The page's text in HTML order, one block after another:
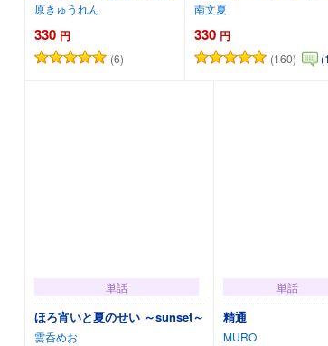
原きゅうれん
330 円
(6)
カートに追加
南文夏
330 円
(160)
カートに追加
単話
ほろ宵いと夏のせい ～sunset～
雲呑めお
単話
精通
MURO